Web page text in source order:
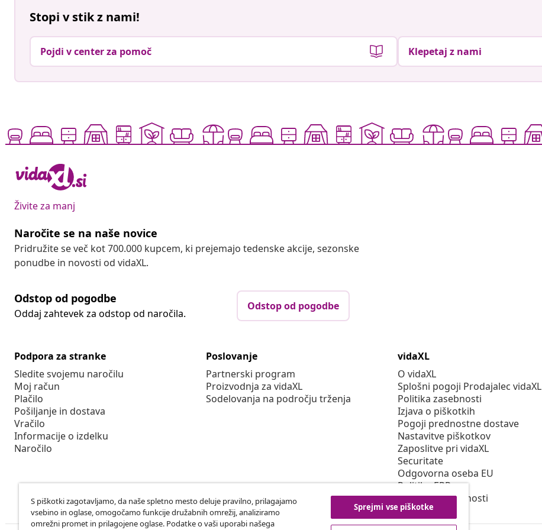
Stopi v stik z nami!
Pojdi v center za pomoč Klepetaj z nami
Živite za manj
Naročite se na naše novice
Pridružite se več kot 700.000 kupcem, ki prejemajo tedenske akcije, sezonske
ponudbe in novosti od vidaXL.
Odstop od pogodbe
Oddaj zahtevek za odstop od naročila.
Odstop od pogodbe
Podpora za stranke
Sledite svojemu naročilu
Moj račun
Plačilo
Pošiljanje in dostava
Vračilo
Informacije o izdelku
Naročilo
Poslovanje
Partnerski program
Proizvodnja za vidaXL
Sodelovanja na področju trženja
vidaXL
O vidaXL
Splošni pogoji Prodajalec vidaXL
Politika zasebnosti
Izjava o piškotkih
Pogoji prednostne dostave
Nastavitve piškotkov
Zaposlitve pri vidaXL
Securitate
Odgovorna oseba EU
Politiko EPR
Izjava o dostopnosti
S piškotki zagotavljamo, da naše spletno mesto deluje pravilno, prilagajamo
vsebino in oglase, omogočamo funkcije družabnih omrežij, analiziramo
omrežni promet in prilagojene oglase. Podatke o vaši uporabi našega
Sprejmi vse piškotke